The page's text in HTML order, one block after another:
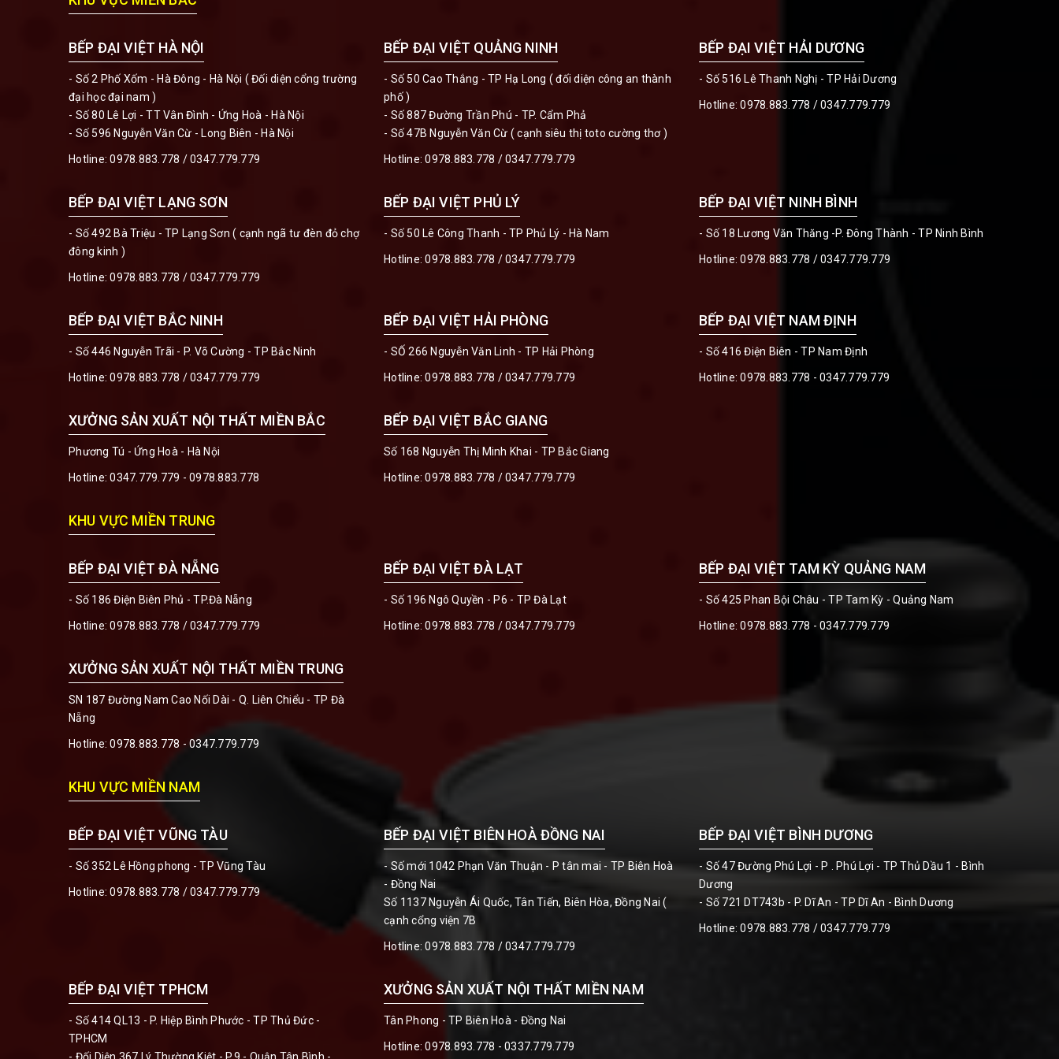
BẾP ĐẠI VIỆT HÀ NỘI
- Số 2 Phố Xốm - Hà Đông - Hà Nội ( Đối diện cổng trường
đại học đại nam )
- Số 80 Lê Lợi - TT Vân Đình - Ứng Hoà - Hà Nội
- Số 596 Nguyễn Văn Cừ - Long Biên - Hà Nội
Hotline:0978.883.778 /0347.779.779
BẾP ĐẠI VIỆT QUẢNG NINH
- Số 50 Cao Thắng - TP Hạ Long ( đối diện công an thành
phố )
- Số 887 Đường Trần Phú - TP. Cẩm Phả
- Số 47B Nguyễn Văn Cừ ( cạnh siêu thị toto cường thơ )
Hotline:0978.883.778 /0347.779.779
BẾP ĐẠI VIỆT HẢI DƯƠNG
- Số 516 Lê Thanh Nghị - TP Hải Dương
Hotline:0978.883.778 /0347.779.779
BẾP ĐẠI VIỆT LẠNG SƠN
- Số 492 Bà Triệu - TP Lạng Sơn ( cạnh ngã tư đèn đỏ chợ
đông kinh )
Hotline:0978.883.778 /0347.779.779
BẾP ĐẠI VIỆT PHỦ LÝ
- Số 50 Lê Công Thanh - TP Phủ Lý - Hà Nam
Hotline:0978.883.778 /0347.779.779
BẾP ĐẠI VIỆT NINH BÌNH
- Số 18 Lương Văn Thăng -P. Đông Thành - TP Ninh Bình
Hotline:0978.883.778 /0347.779.779
BẾP ĐẠI VIỆT BẮC NINH
- Số 446 Nguyễn Trãi - P. Võ Cường - TP Bắc Ninh
Hotline:0978.883.778 /0347.779.779
BẾP ĐẠI VIỆT HẢI PHÒNG
- SỐ 266 Nguyễn Văn Linh - TP Hải Phòng
Hotline:0978.883.778 /0347.779.779
BẾP ĐẠI VIỆT NAM ĐỊNH
- Số 416 Điện Biên - TP Nam Định
Hotline:0978.883.778 - 0347.779.779
XƯỞNG SẢN XUẤT NỘI THẤT MIỀN BẮC
Phương Tú - Ứng Hoà - Hà Nội
Hotline:0347.779.779 - 0978.883.778
BẾP ĐẠI VIỆT BẮC GIANG
Số 168 Nguyễn Thị Minh Khai - TP Bắc Giang
Hotline:0978.883.778 /0347.779.779
KHU VỰC MIỀN TRUNG
BẾP ĐẠI VIỆT ĐÀ NẴNG
- Số 186 Điện Biên Phủ - TP.Đà Nẵng
Hotline:0978.883.778 /0347.779.779
BẾP ĐẠI VIỆT ĐÀ LẠT
- Số 196 Ngô Quyền - P6 - TP Đà Lạt
Hotline:0978.883.778 /0347.779.779
BẾP ĐẠI VIỆT TAM KỲ QUẢNG NAM
- Số 425 Phan Bội Châu - TP Tam Kỳ - Quảng Nam
Hotline:0978.883.778 - 0347.779.779
XƯỞNG SẢN XUẤT NỘI THẤT MIỀN TRUNG
SN 187 Đường Nam Cao Nối Dài - Q. Liên Chiểu - TP Đà
Nẵng
Hotline:0978.883.778 - 0347.779.779
KHU VỰC MIỀN NAM
BẾP ĐẠI VIỆT VŨNG TÀU
- Số 352 Lê Hồng phong - TP Vũng Tàu
Hotline:0978.883.778 / 0347.779.779
BẾP ĐẠI VIỆT BIÊN HOÀ ĐỒNG NAI
- Số mới 1042 Phạn Văn Thuận - P tân mai - TP Biên Hoà
- Đồng Nai
Số 1137 Nguyễn Ái Quốc, Tân Tiến, Biên Hòa, Đồng Nai (
cạnh cổng viện 7B
Hotline:0978.883.778 / 0347.779.779
BẾP ĐẠI VIỆT BÌNH DƯƠNG
- Số 47 Đường Phú Lợi - P . Phú Lợi - TP Thủ Dầu 1 - Bình
Dương
- Số 721 DT743b - P. Dĩ An - TP Dĩ An - Bình Dương
Hotline:0978.883.778 / 0347.779.779
BẾP ĐẠI VIỆT TPHCM
- Số 414 QL13 - P. Hiệp Bình Phước - TP Thủ Đức -
TPHCM
XƯỞNG SẢN XUẤT NỘI THẤT MIỀN NAM
Tân Phong - TP Biên Hoà - Đồng Nai
Hotline:0978.893.778 - 0337.779.779